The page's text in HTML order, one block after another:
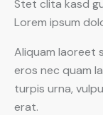
Stet clita kasd
Lorem ipsum
Aliquam laoreet
eros nec quam
turpis urna,
erat.